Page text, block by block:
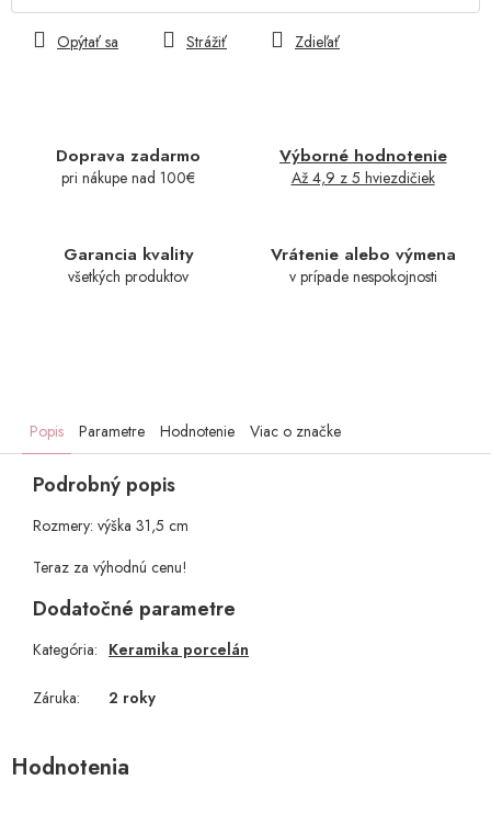
Doprava zadarmo
pri nákupe nad 100€
Výborné hodnotenie
Až 4,9 z 5 hviezdičiek
Garancia kvality
všetkých produktov
Vrátenie alebo výmena
v prípade nespokojnosti
Opýtať sa Strážiť Zdieľať
Popis Parametre Hodnotenie Viac o značke
Podrobný popis
Rozmery: výška 31,5 cm
Teraz za výhodnú cenu!
Dodatočné parametre
Kategória: Keramika porcelán
Záruka: 2 roky